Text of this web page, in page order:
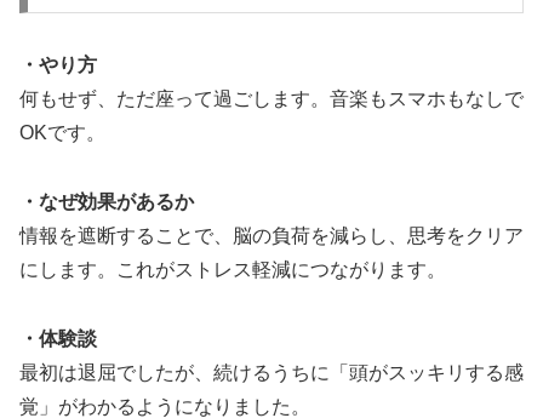
・やり方
何もせず、ただ座って過ごします。音楽もスマホもなしで
OKです。
・なぜ効果があるか
情報を遮断することで、脳の負荷を減らし、思考をクリア
にします。これがストレス軽減につながります。
・体験談
最初は退屈でしたが、続けるうちに「頭がスッキリする感
覚」がわかるようになりました。